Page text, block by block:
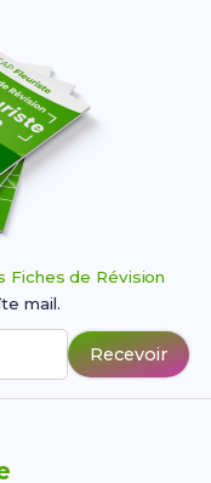
Fiches de Révision
mail.
Recevoir